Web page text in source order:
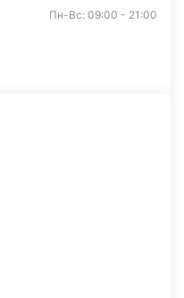
Пн-Вс: 09:00 - 21:00